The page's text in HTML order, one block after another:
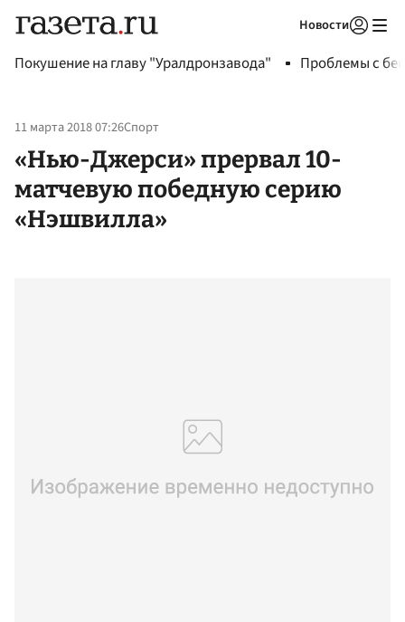
Новости
Покушение на главу "Уралдронзавода" Проблемы с
11 марта 2018 07:26Спорт
«Нью-Джерси» прервал 10-
матчевую победную серию
«Нэшвилла»